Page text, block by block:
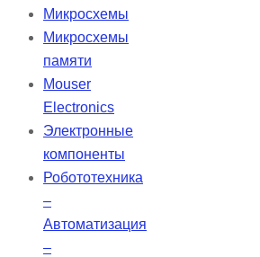
рекомендаций, а наличие
поддержку и независимость.
Микросхемы
Микросхемы
памяти
Mouser
Electronics
Электронные
компоненты
Робототехника
–
Автоматизация
–